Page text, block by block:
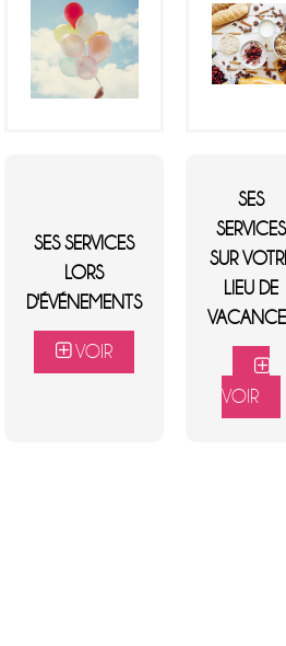
SES SERVICES
LORS
D'ÉVÉNEMENTS
VOIR
SES
SERVICES
SUR
LIEU DE
VOIR